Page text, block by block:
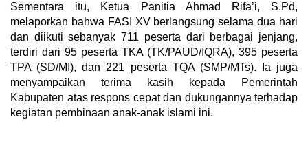
Sementara itu, Ketua Panitia Ahmad Rifa’i, S.Pd,
melaporkan bahwa FASI XV berlangsung selama dua hari
dan diikuti sebanyak 711 peserta dari berbagai jenjang,
terdiri dari 95 peserta TKA (TK/PAUD/IQRA), 395 peserta
TPA (SD/MI), dan 221 peserta TQA (SMP/MTs). Ia juga
menyampaikan terima kasih kepada Pemerintah
Kabupaten atas respons cepat dan dukungannya terhadap
kegiatan pembinaan anak-anak islami ini.